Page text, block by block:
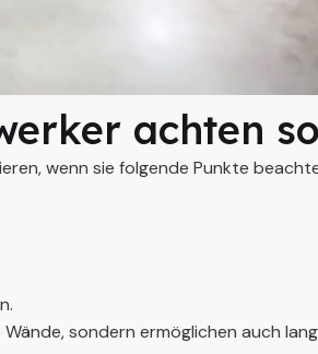
achten
wenn sie folgende Punkte
sondern ermöglichen auch